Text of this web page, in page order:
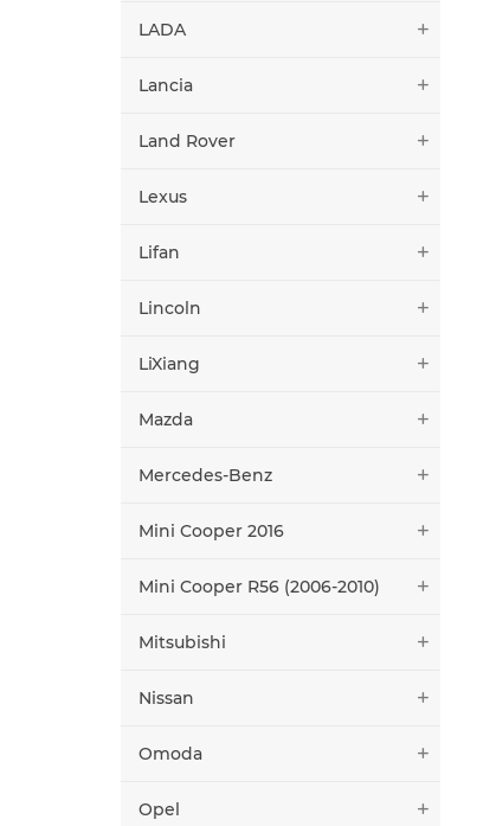
LADA
Lancia
Land Rover
Lexus
Lifan
Lincoln
LiXiang
Mazda
Mercedes-Benz
Mini Cooper 2016
Mini Cooper R56 (2006-2010)
Mitsubishi
Nissan
Omoda
Opel